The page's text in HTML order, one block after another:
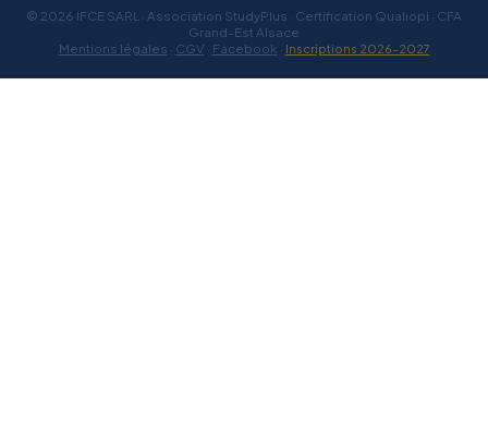
© 2026 IFCE SARL · Association StudyPlus · Certification Qualiopi · CFA
Grand-Est Alsace
Mentions légales · CGV · Facebook · Inscriptions 2026–2027